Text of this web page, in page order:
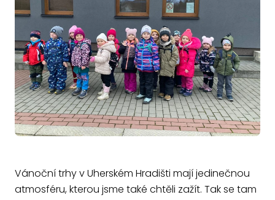
Vánoční trhy v Uherském Hradišti mají jedinečnou
atmosféru, kterou jsme také chtěli zažít. Tak se tam